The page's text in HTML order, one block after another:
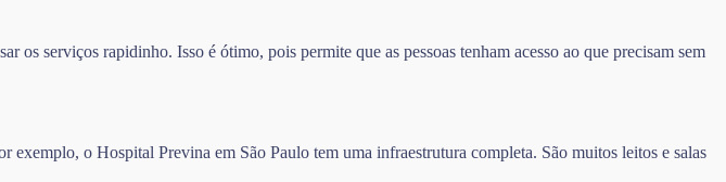
os serviços rapidinho. Isso é ótimo, pois permite que as pessoas tenham acesso ao que precisam sem
exemplo, o Hospital Previna em São Paulo tem uma infraestrutura completa. São muitos leitos e salas